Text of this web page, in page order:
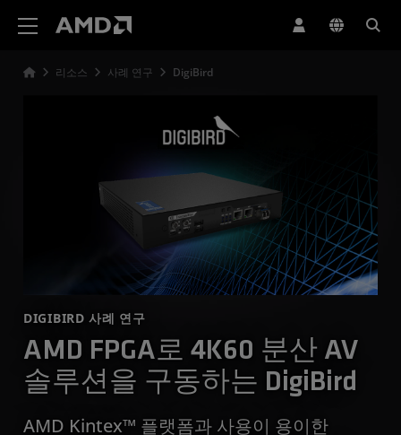
리소스 사례 연구 DigiBird
DIGIBIRD 사례 연구
AMD FPGA로 4K60 분산 AV
솔루션을 구동하는 DigiBird
AMD Kintex™ 플랫폼과 사용이 용이한